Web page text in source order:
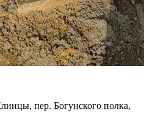
пер. Богунского полка,